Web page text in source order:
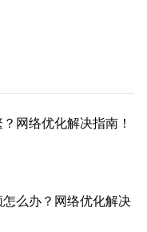
网络优化解决指南！
么办？网络优化解决